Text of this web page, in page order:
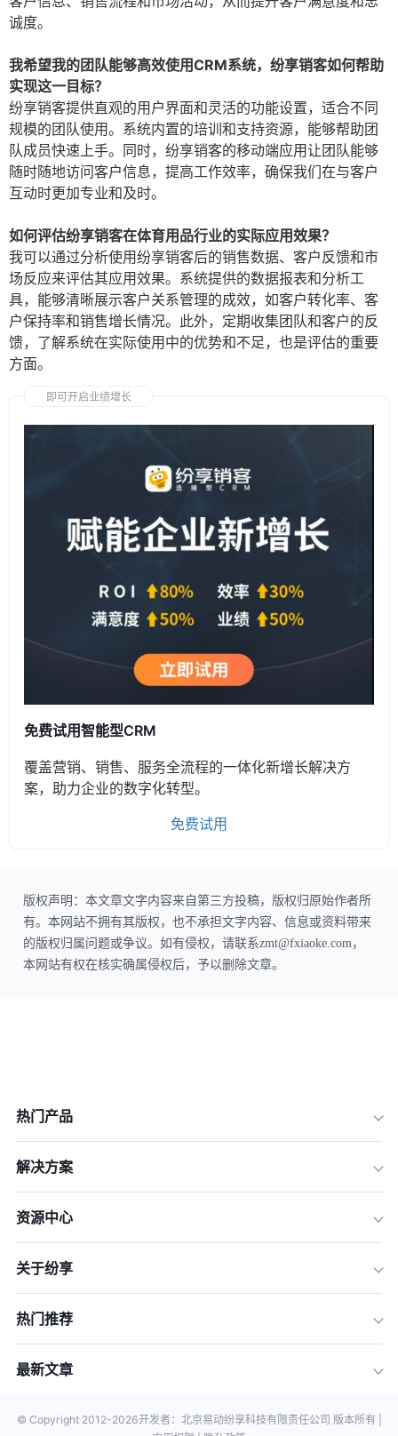
诚度。
我希望我的团队能够高效使用CRM系统，纷享销客如何帮助
实现这一目标？
纷享销客提供直观的用户界面和灵活的功能设置，适合不同
规模的团队使用。系统内置的培训和支持资源，能够帮助团
队成员快速上手。同时，纷享销客的移动端应用让团队能够
随时随地访问客户信息，提高工作效率，确保我们在与客户
互动时更加专业和及时。
如何评估纷享销客在体育用品行业的实际应用效果？
我可以通过分析使用纷享销客后的销售数据、客户反馈和市
场反应来评估其应用效果。系统提供的数据报表和分析工
具，能够清晰展示客户关系管理的成效，如客户转化率、客
户保持率和销售增长情况。此外，定期收集团队和客户的反
馈，了解系统在实际使用中的优势和不足，也是评估的重要
方面。
即可开启业绩增长
免费试用智能型CRM
覆盖营销、销售、服务全流程的一体化新增长解决方
案，助力企业的数字化转型。
免费试用
版权声明：本文章文字内容来自第三方投稿，版权归原始作者所
有。本网站不拥有其版权，也不承担文字内容、信息或资料带来
的版权归属问题或争议。如有侵权，请联系zmt@fxiaoke.com，
本网站有权在核实确属侵权后，予以删除文章。
热门产品
解决方案
资源中心
关于纷享
热门推荐
最新文章
© Copyright 2012-2026开发者：北京易动纷享科技有限责任公司 版本所有 |